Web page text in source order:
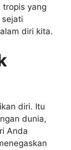
tropis yang
diri kita.
diri. Itu
dunia,
Anda